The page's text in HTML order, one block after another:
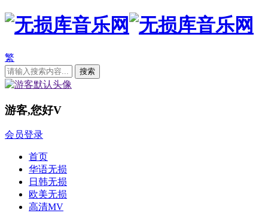
繁
游客,您好V
会员登录
首页
华语无损
日韩无损
欧美无损
高清MV